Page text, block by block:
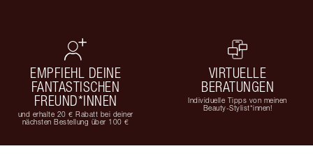
EMPFIEHL DEINE
FANTASTISCHEN
FREUND*INNEN
und erhalte 20 € Rabatt bei deiner
nächsten Bestellung über 100 €
VIRTUELLE
BERATUNGEN
Individuelle Tipps von meinen
Beauty-Stylist*innen!